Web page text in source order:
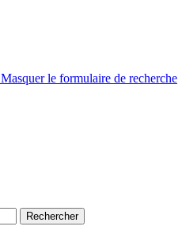
Masquer le formulaire de recherche
Rechercher